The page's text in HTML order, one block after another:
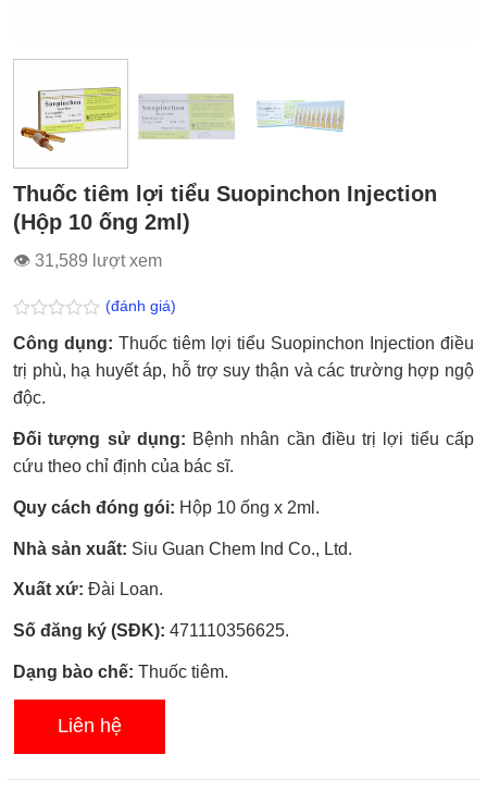
Thuốc tiêm lợi tiểu Suopinchon Injection
(Hộp 10 ống 2ml)
👁 31,589 lượt xem
Được
xếp
hạng
0.0
5
(đánh giá)
Công dụng: Thuốc tiêm lợi tiểu Suopinchon Injection điều
trị phù, hạ huyết áp, hỗ trợ suy thận và các trường hợp ngộ
độc.
Đối tượng sử dụng: Bệnh nhân cần điều trị lợi tiểu cấp
cứu theo chỉ định của bác sĩ.
Quy cách đóng gói: Hộp 10 ống x 2ml.
Nhà sản xuất: Siu Guan Chem Ind Co., Ltd.
Xuất xứ: Đài Loan.
Số đăng ký (SĐK): 471110356625.
Dạng bào chế: Thuốc tiêm.
Liên hệ